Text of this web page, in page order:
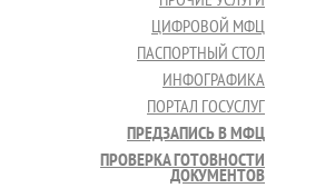
ЦИФРОВОЙ МФЦ
ПАСПОРТНЫЙ СТОЛ
ИНФОГРАФИКА
ПОРТАЛ ГОСУСЛУГ
ПРЕДЗАПИСЬ В МФЦ
ПРОВЕРКА ГОТОВНОСТИ
ДОКУМЕНТОВ